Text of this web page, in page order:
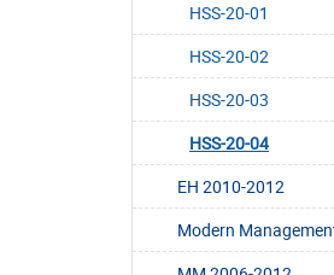
HSS-20-01
HSS-20-02
HSS-20-03
HSS-20-04
EH 2010-2012
Modern